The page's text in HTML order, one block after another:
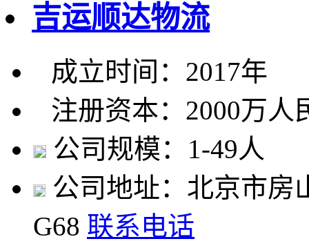
吉运顺达物流
成立时间：2017年
注册资本：2000万人
公司规模：1-49人
公司地址：北京市房
G68 联系电话